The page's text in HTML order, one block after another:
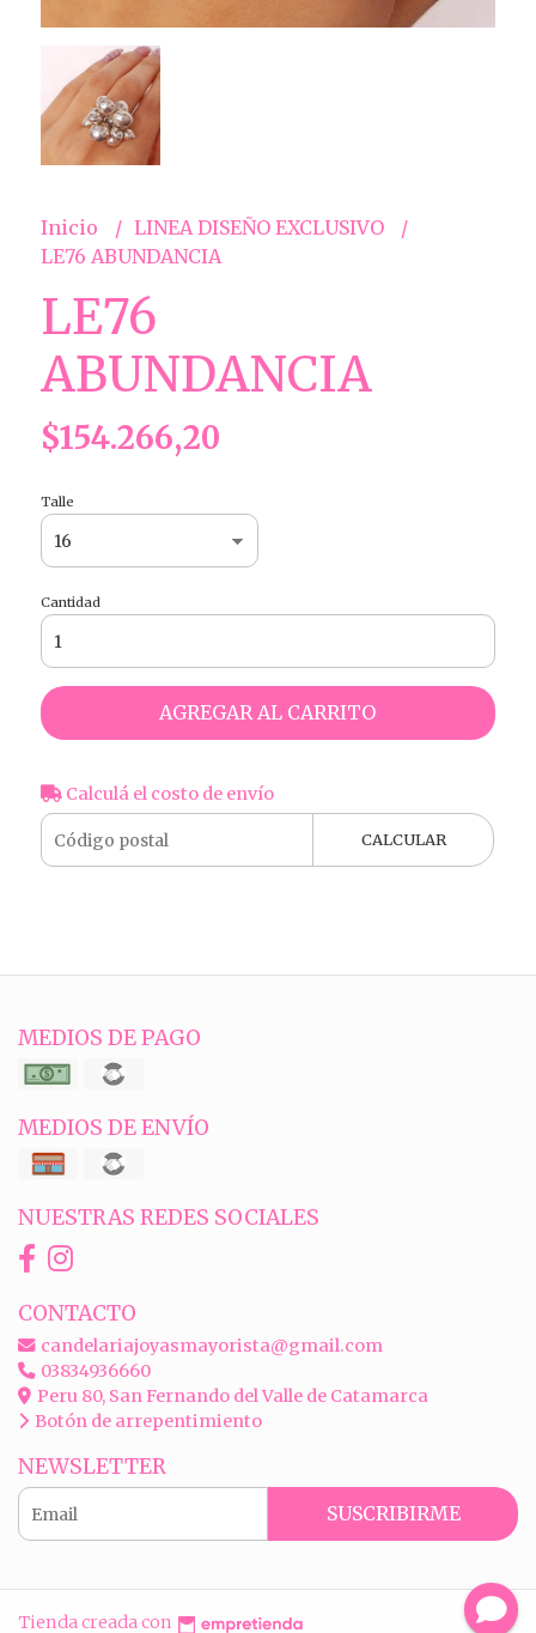
Inicio
LINEA DISEÑO EXCLUSIVO
LE76 ABUNDANCIA
LE76
ABUNDANCIA
$154.266,20
Talle
Cantidad
AGREGAR AL CARRITO
Calculá el costo de envío
CALCULAR
MEDIOS DE PAGO
MEDIOS DE ENVÍO
NUESTRAS REDES SOCIALES
CONTACTO
candelariajoyasmayorista@gmail.com
03834936660
Peru 80, San Fernando del Valle de Catamarca
Botón de arrepentimiento
NEWSLETTER
SUSCRIBIRME
Tienda creada con